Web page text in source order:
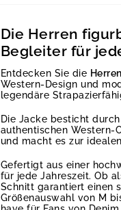
Die Herren
Begleiter für
Entdecken Sie die
Western-Design und
legendäre
Die Jacke besticht
authentischen Western-
und macht es zur
Gefertigt aus einer
für jede Jahreszeit. Ob
Schnitt garantiert einen
Größenauswahl von M